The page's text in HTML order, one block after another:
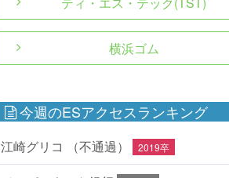
横浜ゴム
今週のESアクセスランキング
江崎グリコ （不通過） 2019卒